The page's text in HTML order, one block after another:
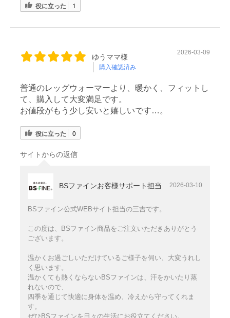
役に立った 1
ゆうママ様
購入確認済み
2026-03-09
普通のレッグウォーマーより、暖かく、フィットし
て、購入して大変満足です。
お値段がもう少し安いと嬉しいです…。
役に立った 0
サイトからの返信
BSファインお客様サポート担当 2026-03-10
BSファイン公式WEBサイト担当の三吉です。
この度は、BSファイン商品をご注文いただきありがとう
ございます。
温かくお過ごしいただけているご様子を伺い、大変うれし
く思います。
温かくても熱くならないBSファインは、汗をかいたり蒸
れないので、
四季を通じて快適に身体を温め、冷えから守ってくれま
す。
ぜひBSファインを日々の生活にお役立てください。